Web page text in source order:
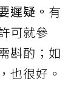
遲疑。 有
可就參
斟酌；如
也很好。